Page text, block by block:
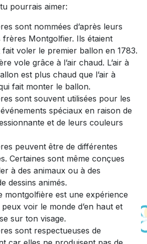
pourrais aimer:
sont nommées d’après leurs
frères Montgolfier. Ils étaient
voler le premier ballon en 1783.
vole grâce à l’air chaud. L’air à
est plus chaud que l’air à
fait monter le ballon.
sont souvent utilisées pour les
spéciaux en raison de
et de leurs couleurs
peuvent être de différentes
Certaines sont même conçues
à des animaux ou à des
dessins animés.
montgolfière est une expérience
voir le monde d’en haut et
sur ton visage.
sont respectueuses de